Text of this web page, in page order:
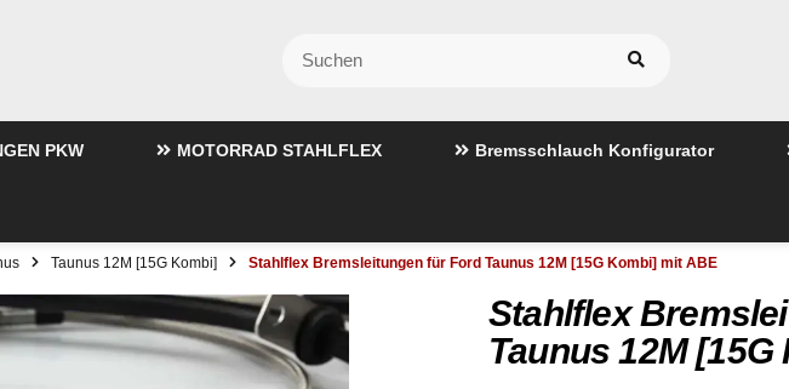
PKW MOTORRAD STAHLFLEX Bremsschlauch Konfigurator
Taunus 12M [15G Kombi] Stahlflex Bremsleitungen für Ford Taunus 12M [15G Kombi] mit ABE
Stahlflex
Taunus 12M